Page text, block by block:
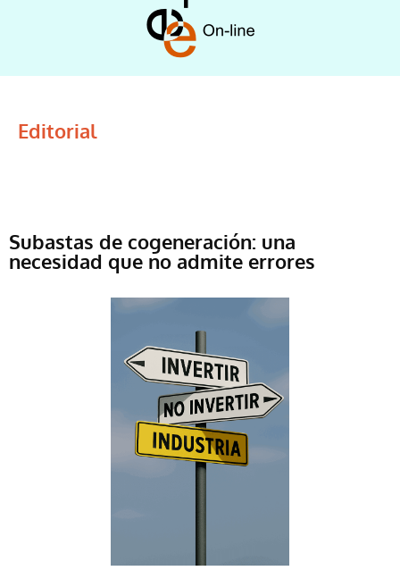
Editorial
Subastas de cogeneración: una
necesidad que no admite errores